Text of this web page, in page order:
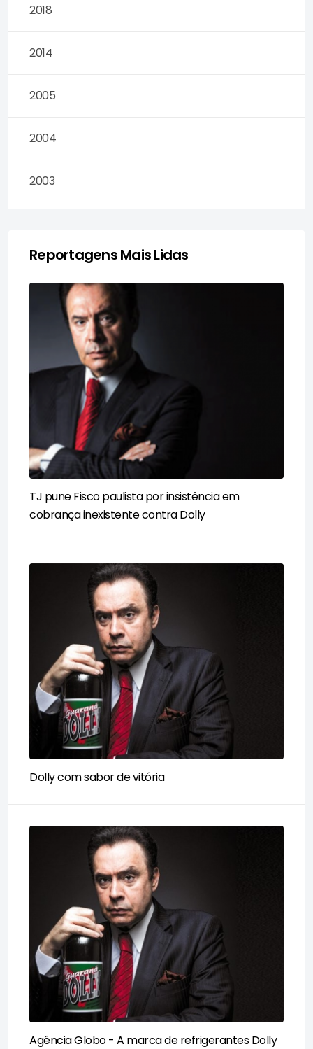
2018
2014
2005
2004
2003
Reportagens Mais Lidas
TJ pune Fisco paulista por insistência em
cobrança inexistente contra Dolly
Dolly com sabor de vitória
Agência Globo - A marca de refrigerantes Dolly